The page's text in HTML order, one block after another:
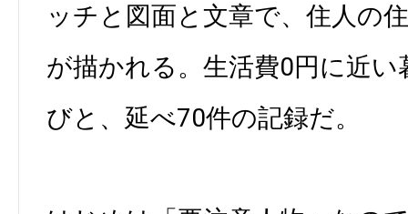
ッチと図面と文章で、住人の
が描かれる。生活費0円に近
びと、延べ70件の記録だ。